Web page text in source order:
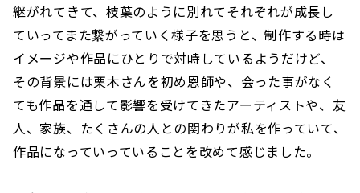
継がれてきて、枝葉のように別れてそれぞれが成長し
ていってまた繋がっていく様子を思うと、制作する時は
イメージや作品にひとりで対峙しているようだけど、
その背景には栗木さんを初め恩師や、会った事がなく
ても作品を通して影響を受けてきたアーティストや、友
人、家族、たくさんの人との関わりが私を作っていて、
作品になっていっていることを改めて感じました。